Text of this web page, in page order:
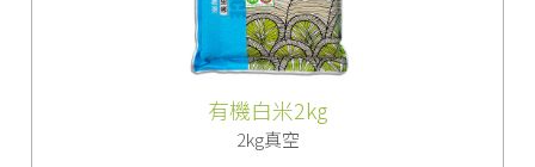
有機白米2kg
2kg真空